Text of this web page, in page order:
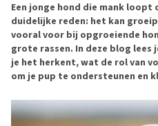
Een jonge hond die mank
duidelijke reden: het kan
vooral voor bij opgroeiende
grote rassen. In deze blog lees
je het herkent, wat de rol van
om je pup te ondersteunen en